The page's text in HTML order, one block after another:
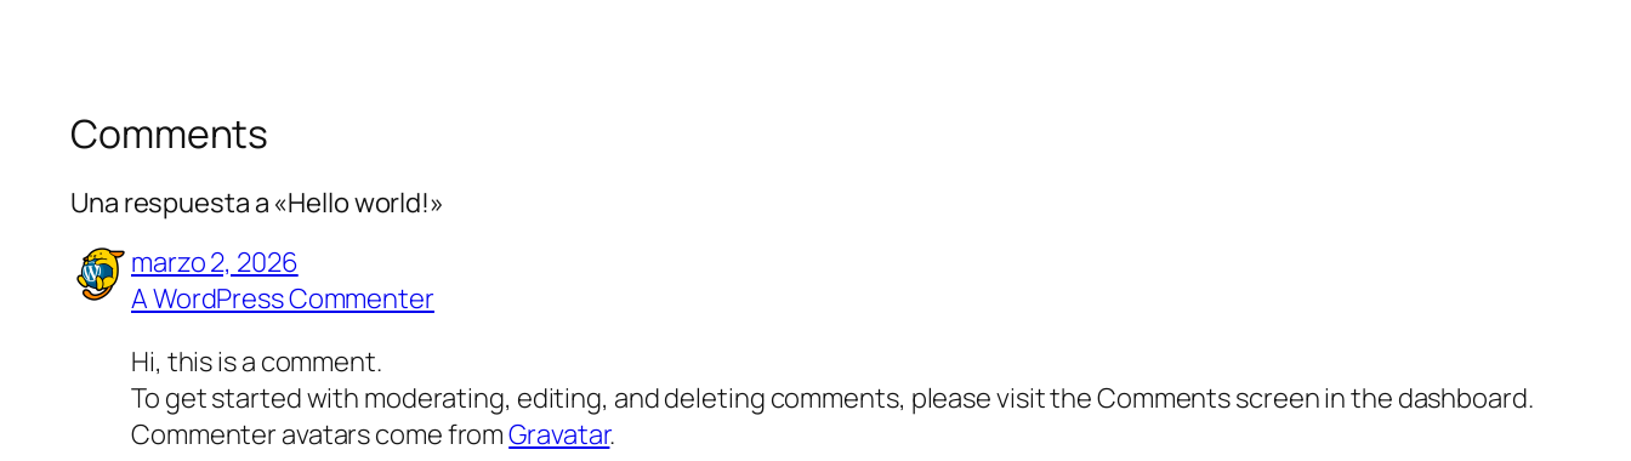
Comments
Una respuesta a «Hello world!»
marzo 2, 2026
A WordPress Commenter
Hi, this is a comment.
To get started with moderating, editing, and deleting comments, please visit the Comments screen in the dashboard.
Commenter avatars come fromGravatar.